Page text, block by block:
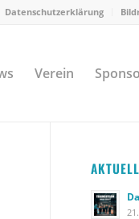
Datenschutzerklärung
Verein